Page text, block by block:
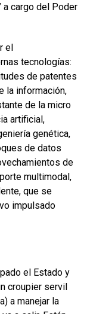
a cargo del Poder
el
tecnologías:
de patentes
la información,
de la micro
artificial,
genética,
de datos
de
multimodal,
que se
impulsado
el Estado y
croupier servil
a manejar la